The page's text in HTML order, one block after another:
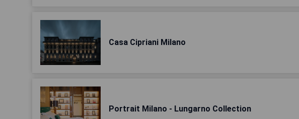
Casa Cipriani Milano
Portrait Milano - Lungarno Collection